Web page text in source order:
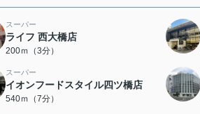
スーパー
ライフ 西大橋店
200ｍ（3分）
スーパー
イオンフードスタイル四ツ橋店
540ｍ（7分）